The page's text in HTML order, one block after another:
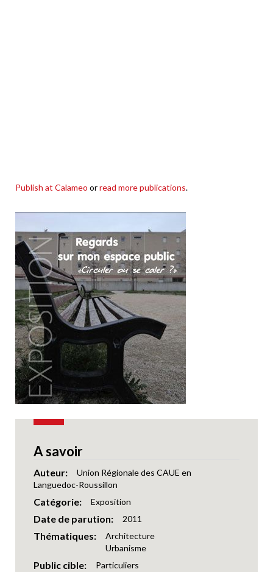
Publish at Calameo orread more publications.
A savoir
Auteur
Union Régionale des CAUE en
Languedoc-Roussillon
Catégorie Exposition
Date de parution 2011
Thématiques
Architecture
Urbanisme
Public cible Particuliers